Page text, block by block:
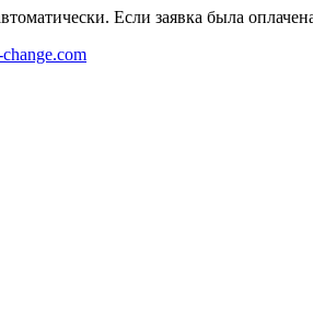
Если заявка была